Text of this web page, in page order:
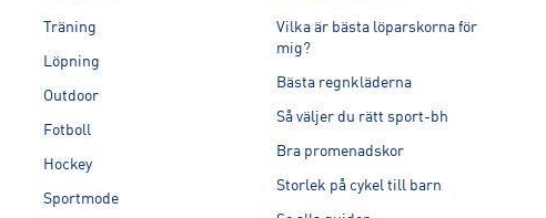
Träning
Löpning
Outdoor
Fotboll
Hockey
Sportmode
Vilka är bästa löparskorna för
mig?
Bästa regnkläderna
Så väljer du rätt sport-bh
Bra promenadskor
Storlek på cykel till barn